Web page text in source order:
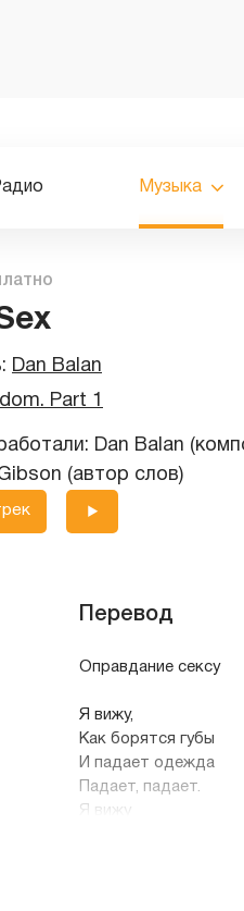
Музыка
Dan Balan
Part 1
Dan Balan
(автор слов)
Перевод
Оправдание сексу
Я вижу,
Как борятся губы
И падает одежда
Падает, падает.
Я вижу